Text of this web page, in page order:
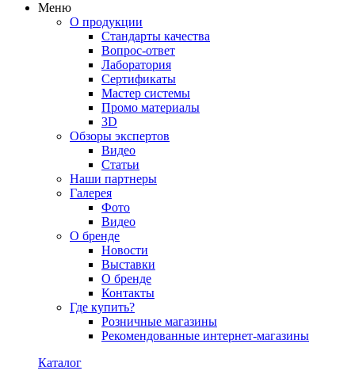
Меню
О продукции
Стандарты качества
Вопрос-ответ
Лаборатория
Сертификаты
Мастер системы
Промо материалы
3D
Обзоры экспертов
Видео
Статьи
Наши партнеры
Галерея
Фото
Видео
О бренде
Новости
Выставки
О бренде
Контакты
Где купить?
Розничные магазины
Рекомендованные интернет-магазины
Каталог